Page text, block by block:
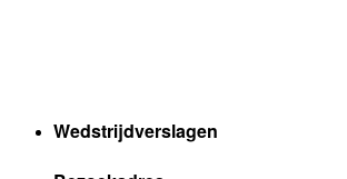
Wedstrijdverslagen